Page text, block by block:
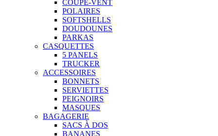
COUPE-VENT
POLAIRES
SOFTSHELLS
DOUDOUNES
PARKAS
CASQUETTES
5 PANELS
TRUCKER
ACCESSOIRES
BONNETS
SERVIETTES
PEIGNOIRS
MASQUES
BAGAGERIE
SACS À DOS
BANANES